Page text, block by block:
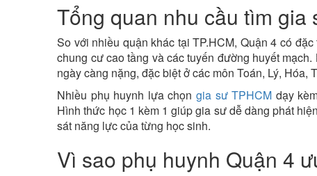
Tổng quan nhu cầu tìm gia
So với nhiều quận khác tại TP.HCM, Quận 4 có
chung cư cao tầng và các tuyến đường huyết
ngày càng nặng, đặc biệt ở các môn Toán, Lý, Hóa,
Nhiều phụ huynh lựa chọn gia sư TPHCM dạy
Hình thức học 1 kèm 1 giúp gia sư dễ dàng phát
sát năng lực của từng học sinh.
Vì sao phụ huynh Quận 4